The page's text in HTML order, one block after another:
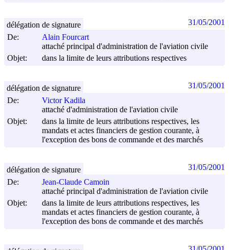
De:
Alain Fourcart
attaché principal d'administration de l'aviation civile
Objet:
dans la limite de leurs attributions respectives
délégation de signature 31/05/2001
De:
Victor Kadila
attaché d'administration de l'aviation civile
Objet:
dans la limite de leurs attributions respectives, les
mandats et actes financiers de gestion courante, à
l'exception des bons de commande et des marchés
délégation de signature 31/05/2001
De:
Jean-Claude Camoin
attaché principal d'administration de l'aviation civile
Objet:
dans la limite de leurs attributions respectives, les
mandats et actes financiers de gestion courante, à
l'exception des bons de commande et des marchés
délégation de signature 31/05/2001